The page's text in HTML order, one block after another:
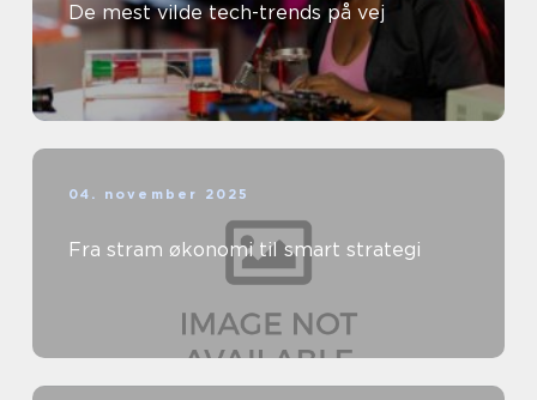
De mest vilde tech-trends på vej
04. november 2025
Fra stram økonomi til smart strategi